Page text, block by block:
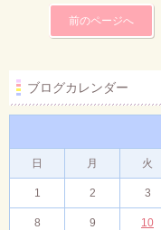
前のページへ
ブログカレンダー
日 月 火
1 2 3
8 9 10